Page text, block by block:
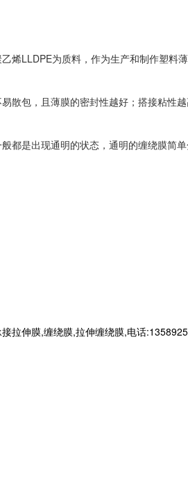
烯LLDPE为质料，作为生产和制作塑料
散包，且薄膜的密封性越好；搭接粘性
都是出现通明的状态，通明的缠绕膜简
拉伸膜,缠绕膜,拉伸缠绕膜,电话